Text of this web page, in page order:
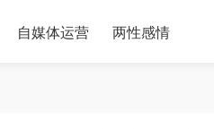
自媒体运营 两性感情